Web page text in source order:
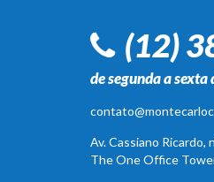
(12)
de segunda a
Av. Cassiano Ricardo,
The One Office